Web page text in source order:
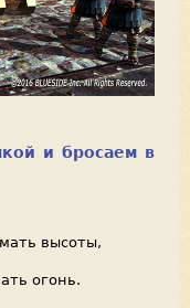
и бросаем в
высоты,
огонь.